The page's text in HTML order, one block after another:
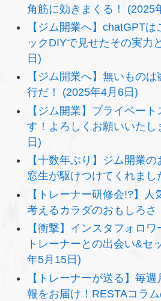
角筋に効きまくる！ (2025
【ジム開業へ】chatGPT
ックDIYで見せたその実力
日)
【ジム開業へ】無いもの
行だ！ (2025年4月6日)
【ジム開業】プライベー
す！よろしくお願いいたし
日)
【十数年ぶり】ジム開業
窓生が駆けつけてくれま
【トレーナー研修会!?】人
考えるカラダのおもしろさ
【衝撃】インスタフォロ
トレーナーとの出会い&セ
年5月15日)
【トレーナーが送る】毎
報をお届け！RESTAコラ